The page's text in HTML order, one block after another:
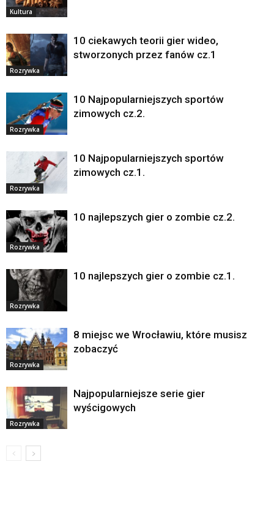
Kultura
Rozrywka
10 ciekawych teorii gier wideo,
stworzonych przez fanów cz.1
Rozrywka
10 Najpopularniejszych sportów
zimowych cz.2.
Rozrywka
10 Najpopularniejszych sportów
zimowych cz.1.
Rozrywka
10 najlepszych gier o zombie cz.2.
Rozrywka
10 najlepszych gier o zombie cz.1.
Rozrywka
8 miejsc we Wrocławiu, które musisz
zobaczyć
Rozrywka
Najpopularniejsze serie gier
wyścigowych